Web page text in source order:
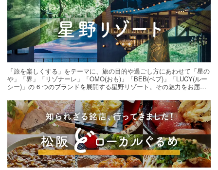
「旅を楽しくする」をテーマに、旅の目的や過ごし方にあわせて「星の
や」「界」「リゾナーレ」「OMO(おも)」「BEB(ベブ)」「LUCY(ルー
シー)」の 6 つのブランドを展開する星野リゾート。その魅力をお届け